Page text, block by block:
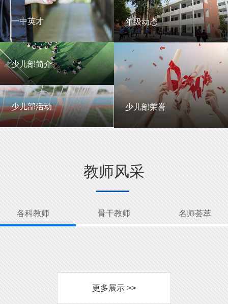
一中英才
一中英才
少儿部简介
少儿部简介
少儿部活动
少儿部活动
学生活动
年级动态
年级动态
少儿部荣誉
少儿部荣誉
教师风采
各科教师 骨干教师 名师荟萃
更多展示 >>